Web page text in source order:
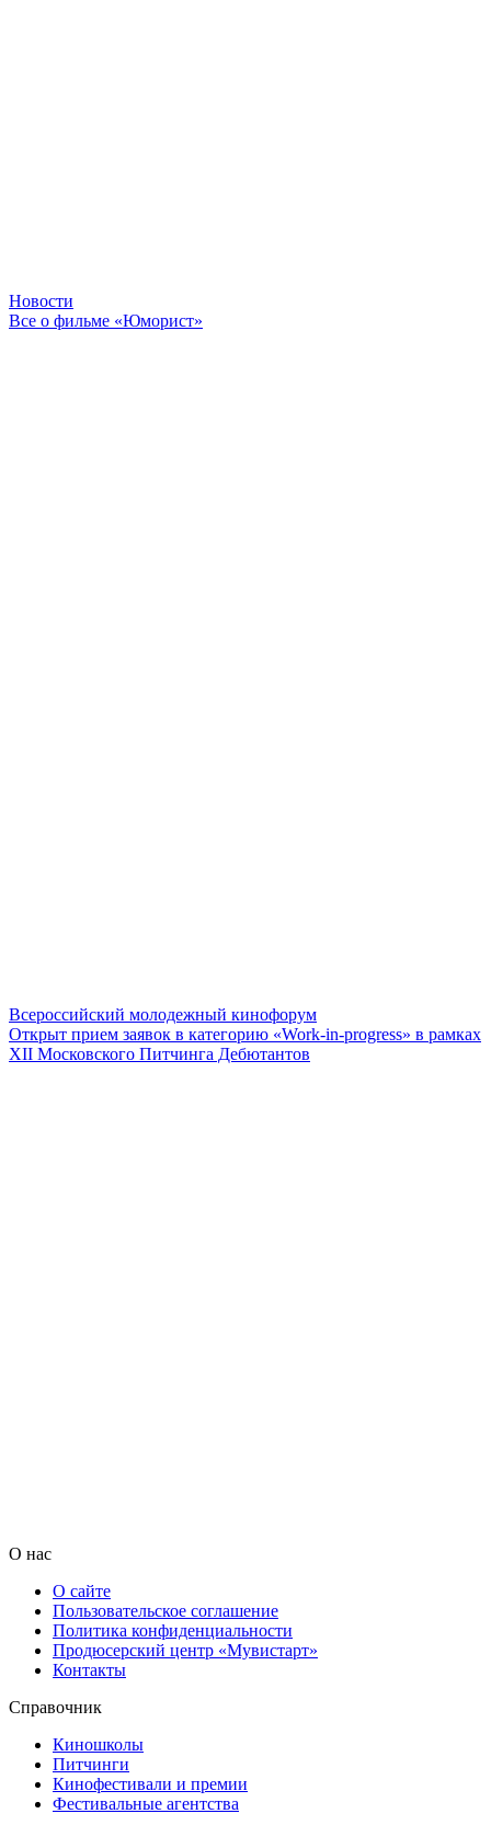
Новости
Все о фильме «Юморист»
Всероссийский молодежный кинофорум
Открыт прием заявок в категорию «Work-in-progress» в рамках
ХII Московского Питчинга Дебютантов
О нас
О сайте
Пользовательское соглашение
Политика конфиденциальности
Продюсерский центр «Мувистарт»
Контакты
Справочник
Киношколы
Питчинги
Кинофестивали и премии
Фестивальные агентства